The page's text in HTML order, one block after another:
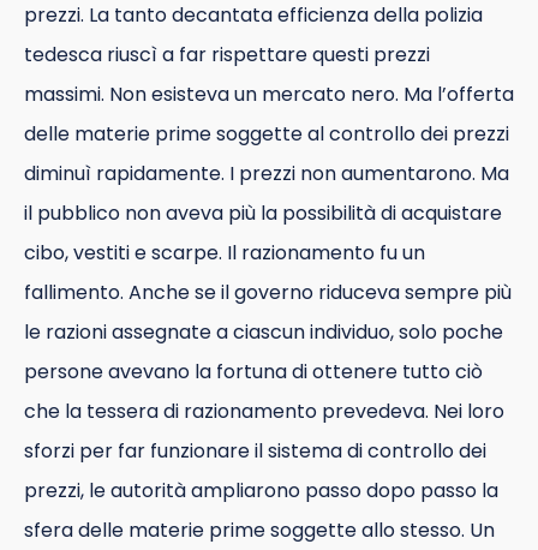
prezzi. La tanto decantata efficienza della polizia
tedesca riuscì a far rispettare questi prezzi
massimi. Non esisteva un mercato nero. Ma l’offerta
delle materie prime soggette al controllo dei prezzi
diminuì rapidamente. I prezzi non aumentarono. Ma
il pubblico non aveva più la possibilità di acquistare
cibo, vestiti e scarpe. Il razionamento fu un
fallimento. Anche se il governo riduceva sempre più
le razioni assegnate a ciascun individuo, solo poche
persone avevano la fortuna di ottenere tutto ciò
che la tessera di razionamento prevedeva. Nei loro
sforzi per far funzionare il sistema di controllo dei
prezzi, le autorità ampliarono passo dopo passo la
sfera delle materie prime soggette allo stesso. Un